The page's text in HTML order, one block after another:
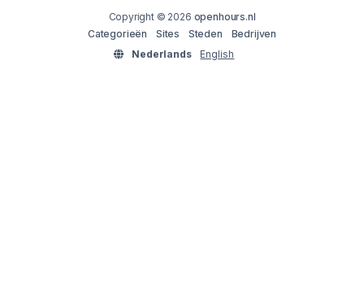
Copyright © 2026 openhours.nl
Categorieën
Sites Steden
Bedrijven
Nederlands
English